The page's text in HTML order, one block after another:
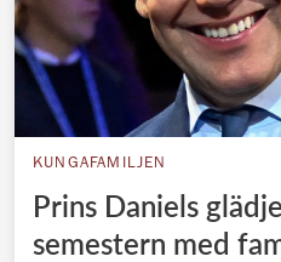
KUNGAFAMILJEN
Prins Daniels
semestern med